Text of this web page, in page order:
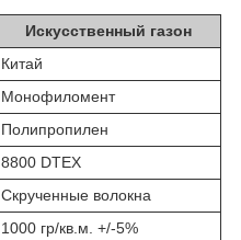
Искусственный газон
Китай
Монофиломент
Полипропилен
8800 DTEX
Скрученные волокна
1000 гр/кв.м. +/-5%